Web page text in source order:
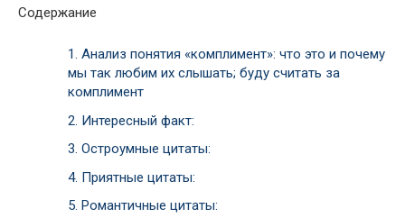
Содержание
1. Анализ понятия «комплимент»: что это и почему
мы так любим их слышать; буду считать за
комплимент
2. Интересный факт:
3. Остроумные цитаты:
4. Приятные цитаты:
5. Романтичные цитаты: